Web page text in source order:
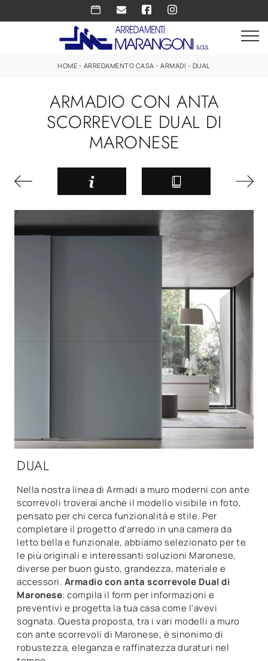
HOME - ARREDAMENTO CASA -ARMADI - DUAL
ARMADIO CON ANTA
SCORREVOLE DUAL DI
MARONESE
DUAL
Nella nostra linea di Armadi a muro moderni con ante
scorrevoli troverai anche il modello visibile in foto,
pensato per chi cerca funzionalità e stile. Per
completare il progetto d'arredo in una camera da
letto bella e funzionale, abbiamo selezionato per te
le più originali e interessanti soluzioni Maronese,
diverse per buon gusto, grandezza, materiale e
accessori. Armadio con anta scorrevole Dual di
Maronese: compila il form per informazioni e
preventivi e progetta la tua casa come l'avevi
sognata. Questa proposta, tra i vari modelli a muro
con ante scorrevoli di Maronese, è sinonimo di
robustezza, eleganza e raffinatezza duraturi nel